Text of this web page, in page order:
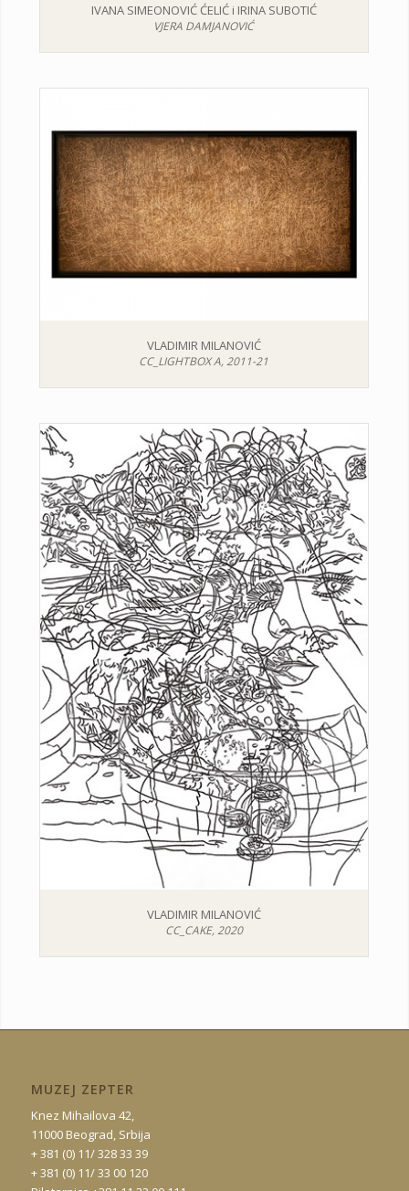
IVANA SIMEONOVIĆ ĆELIĆ i IRINA SUBOTIĆ
VJERA DAMJANOVIĆ
VLADIMIR MILANOVIĆ
CC_LIGHTBOX A, 2011-21
VLADIMIR MILANOVIĆ
CC_CAKE, 2020
MUZEJ ZEPTER
Knez Mihailova 42,
11000 Beograd, Srbija
+ 381 (0) 11/ 328 33 39
+ 381 (0) 11/ 33 00 120